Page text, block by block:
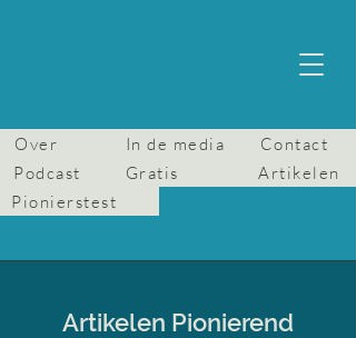
Over In de media
Contact
Podcast
Gratis
Artikelen
Pionierstest
Artikelen Pionierend